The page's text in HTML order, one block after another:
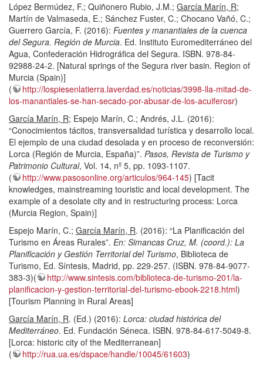
López Bermúdez, F.; Quiñonero Rubio, J.M.; García Marín, R;
Martín de Valmaseda, E.; Sánchez Fuster, C.; Chocano Vañó, C.;
Guerrero García, F. (2016): Fuentes y manantiales de la cuenca
del Segura. Región de Murcia. Ed. Instituto Euromediterráneo del
Agua, Confederación Hidrográfica del Segura. ISBN. 978-84-
92988-24-2. [Natural springs of the Segura river basin. Region of
Murcia (Spain)]
(
http://lospiesenlatierra.laverdad.es/noticias/3998-lla-mitad-de-
los-manantiales-se-han-secado-por-abusar-de-los-acuiferosr)
García Marín, R; Espejo Marín, C.; Andrés, J.L. (2016):
“Conocimientos tácitos, transversalidad turística y desarrollo local.
El ejemplo de una ciudad desolada y en proceso de reconversión:
Lorca (Región de Murcia, España)”. Pasos, Revista de Turismo y
Patrimonio Cultural, Vol. 14, nº 5, pp. 1093-1107.
(
http://www.pasosonline.org/articulos/964-145) [Tacit
knowledges, mainstreaming touristic and local development. The
example of a desolate city and in restructuring process: Lorca
(Murcia Region, Spain)]
Espejo Marín, C.; García Marín, R. (2016): “La Planificación del
Turismo en Áreas Rurales”. En: Simancas Cruz, M. (coord.): La
Planificación y Gestión Territorial del Turismo, Biblioteca de
Turismo, Ed. Síntesis, Madrid, pp. 229-257. (ISBN. 978-84-9077-
383-3)(
http://www.sintesis.com/biblioteca-de-turismo-201/la-
planificacion-y-gestion-territorial-del-turismo-ebook-2218.html)
[Tourism Planning in Rural Areas]
García Marín, R. (Ed.) (2016): Lorca: ciudad histórica del
Mediterráneo. Ed. Fundación Séneca. ISBN. 978-84-617-5049-8.
[Lorca: historic city of the Mediterranean]
(
http://rua.ua.es/dspace/handle/10045/61603)